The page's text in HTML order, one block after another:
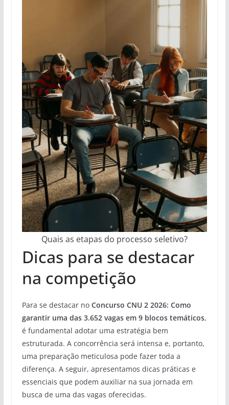
Quais as etapas do processo seletivo?
Dicas para se destacar
na competição
Para se destacar no Concurso CNU 2 2026: Como
garantir uma das 3.652 vagas em 9 blocos temáticos,
é fundamental adotar uma estratégia bem
estruturada. A concorrência será intensa e, portanto,
uma preparação meticulosa pode fazer toda a
diferença. A seguir, apresentamos dicas práticas e
essenciais que podem auxiliar na sua jornada em
busca de uma das vagas oferecidas.